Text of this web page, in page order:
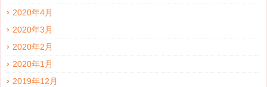
2020年4月
2020年3月
2020年2月
2020年1月
2019年12月